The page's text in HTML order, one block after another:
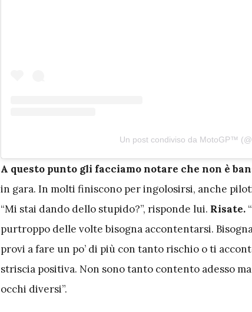
Un post condiviso da MotoGP™
A questo punto gli facciamo notare che non è
in gara. In molti finiscono per ingolosirsi, anche
“Mi stai dando dello stupido?”, risponde lui. Risate.
purtroppo delle volte bisogna accontentarsi.
provi a fare un po’ di più con tanto rischio o ti
striscia positiva. Non sono tanto contento adesso
occhi diversi”.